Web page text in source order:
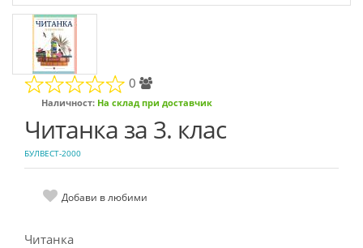
0
Наличност: На склад при доставчик
Читанка за 3. клас
БУЛВЕСТ-2000
Добави в любими
Читанка